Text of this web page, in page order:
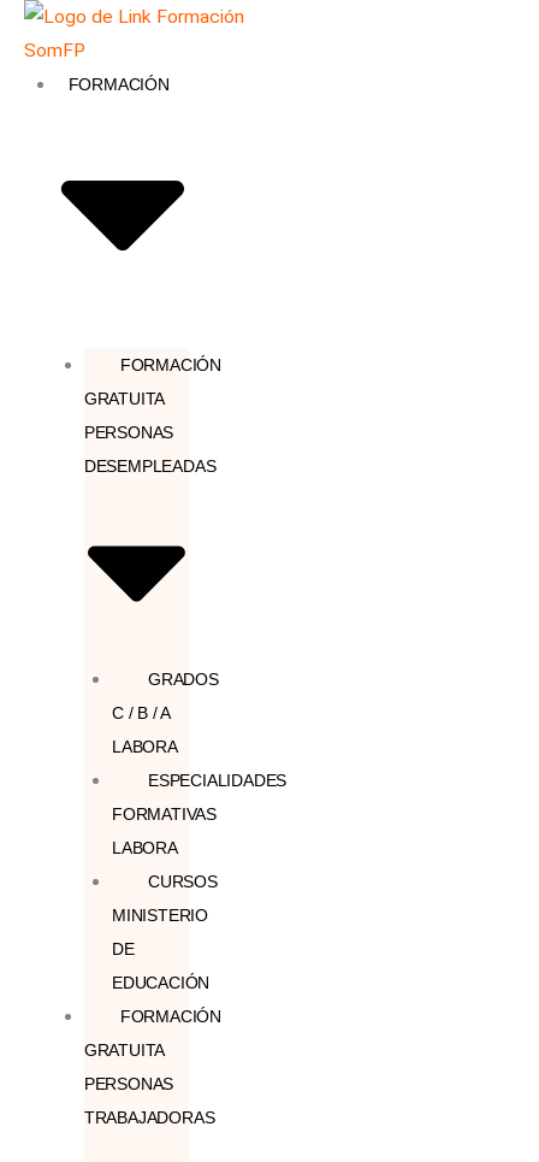
contenidoFORMACIÓN
FORMACIÓN
GRATUITA
PERSONAS
DESEMPLEADAS
GRADOS
C / B / A
LABORA
ESPECIALIDADES
FORMATIVAS
LABORA
CURSOS
MINISTERIO
DE
EDUCACIÓN
FORMACIÓN
GRATUITA
PERSONAS
TRABAJADORAS
Búsqueda
productos